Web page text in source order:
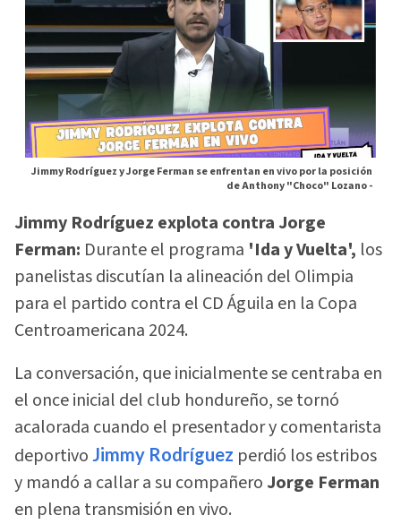
Jimmy Rodríguez y Jorge Ferman se enfrentan en vivo por la posición
de Anthony "Choco" Lozano -
Jimmy Rodríguez explota contra Jorge
Ferman: Durante el programa 'Ida y Vuelta', los
panelistas discutían la alineación del Olimpia
para el partido contra el CD Águila en la Copa
Centroamericana 2024.
La conversación, que inicialmente se centraba en
el once inicial del club hondureño, se tornó
acalorada cuando el presentador y comentarista
deportivo Jimmy Rodríguez perdió los estribos
y mandó a callar a su compañeroJorge Ferman
en plena transmisión en vivo.